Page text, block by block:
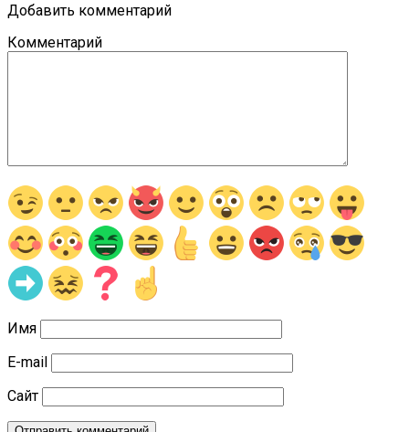
Добавить комментарий
Комментарий
Имя
E-mail
Сайт